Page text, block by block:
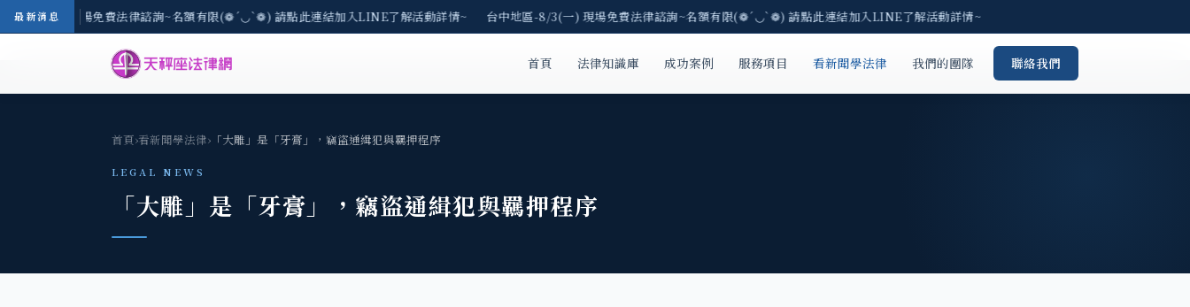
最新消息
-8/3(一) 現場免費法律諮詢~名額有限(❁´◡`❁) 請點此連結加入LINE了解活動詳情~ 台中地區-8/3(一) 現場免費法律諮詢~名額有限(❁´◡`❁) 請點此連結加入LINE了解活動詳情~
首頁 法律知識庫 成功案例 服務項目 看新聞學法律 我們的團隊 聯絡我們
首頁›看新聞學法律› 「大雕」是「牙膏」，竊盜通緝犯與羈押程序
LEGAL NEWS
「大雕」是「牙膏」，竊盜通緝犯與羈押程序